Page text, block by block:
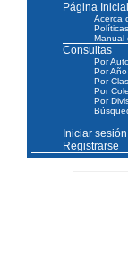
Página Inicial
Acerca
Manual
Consultas
Por
Por Año
Por
Por
Por
Iniciar sesión
Registrarse